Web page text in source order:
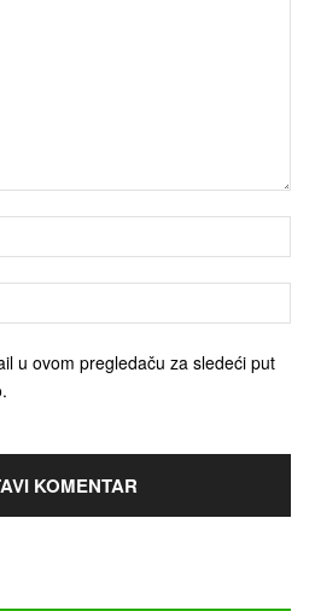
u ovom pregledaču za sledeći put